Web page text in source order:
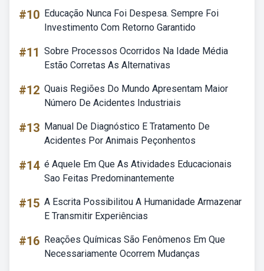
#10 Educação Nunca Foi Despesa. Sempre Foi
Investimento Com Retorno Garantido
#11 Sobre Processos Ocorridos Na Idade Média
Estão Corretas As Alternativas
#12 Quais Regiões Do Mundo Apresentam Maior
Número De Acidentes Industriais
#13 Manual De Diagnóstico E Tratamento De
Acidentes Por Animais Peçonhentos
#14 é Aquele Em Que As Atividades Educacionais
Sao Feitas Predominantemente
#15 A Escrita Possibilitou A Humanidade Armazenar
E Transmitir Experiências
#16 Reações Químicas São Fenômenos Em Que
Necessariamente Ocorrem Mudanças